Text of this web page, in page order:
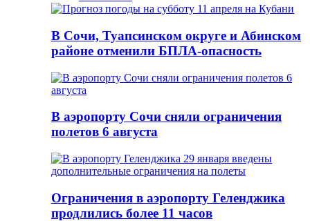
В Сочи, Туапсинском округе и Абинском
районе отменили БПЛА-опасность
В аэропорту Сочи сняли ограничения
полетов 6 августа
Ограничения в аэропорту Геленджика
продлились более 11 часов